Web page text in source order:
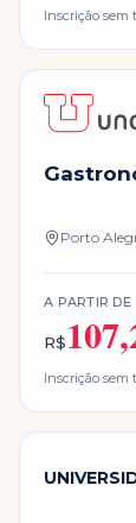
Inscrição sem
Porto
A PARTIR DE
R$
Inscrição sem